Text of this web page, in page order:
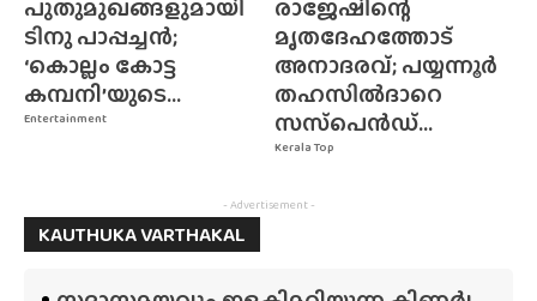
Entertainment
പുതുമുഖങ്ങളുമായി
ടിനു പാപ്പച്ചൻ;
‘കൊല്ലം കോട്ട
കമ്പനി’യുടെ...
Kerala Top
രാജേഷിന്റെ
മൃതദേഹത്തോട്
അനാദരവ്; പയ്യന്നൂർ
തഹസിൽദാറെ
സസ്‌പെൻഡ്...
- Advertisement -
KAUTHUKA VARTHAKAL